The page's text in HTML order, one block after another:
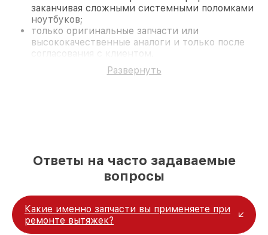
заканчивая сложными системными поломками
ноутбуков;
только оригинальные запчасти или
высококачественные аналоги и только после
согласования с клиентом.
На все работы и замененные комплектующие
предоставляется длительная гарантия. В случае
безупречной репутацией;
современное оборудование и
лицензированное ПО в ремонтно-
диагностических мастерских;
собственный склад комплектующих, что
позволяет сократить сроки
восстановительных работ;
Развернуть
Ответы на часто задаваемые
вопросы
Какие именно запчасти вы применяете при
ремонте вытяжек?